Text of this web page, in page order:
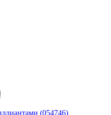
(054746)